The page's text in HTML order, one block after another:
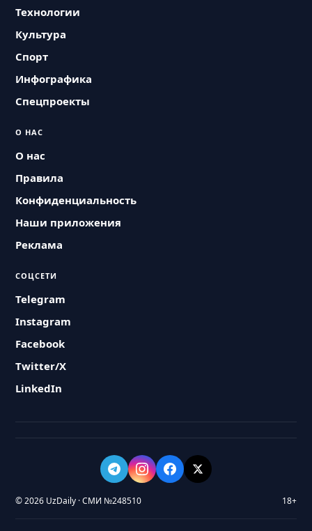
Технологии
Культура
Спорт
Инфографика
Спецпроекты
О НАС
О нас
Правила
Конфиденциальность
Наши приложения
Реклама
СОЦСЕТИ
Telegram
Instagram
Facebook
Twitter/X
LinkedIn
© 2026 UzDaily · СМИ №248510 18+